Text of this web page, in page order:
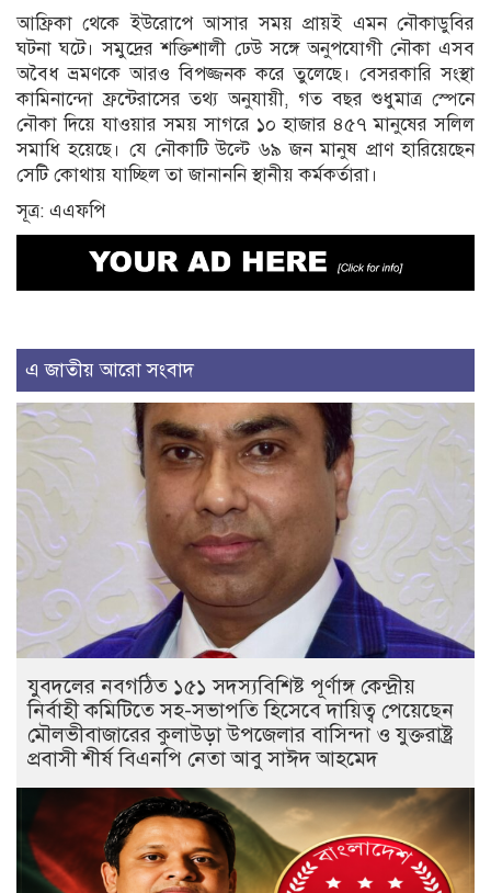
আফ্রিকা থেকে ইউরোপে আসার সময় প্রায়ই এমন নৌকাডুবির
ঘটনা ঘটে। সমুদ্রের শক্তিশালী ঢেউ সঙ্গে অনুপযোগী নৌকা এসব
অবৈধ ভ্রমণকে আরও বিপজ্জনক করে তুলেছে। বেসরকারি সংস্থা
কামিনান্দো ফ্রন্টেরাসের তথ্য অনুযায়ী, গত বছর শুধুমাত্র স্পেনে
নৌকা দিয়ে যাওয়ার সময় সাগরে ১০ হাজার ৪৫৭ মানুষের সলিল
সমাধি হয়েছে। যে নৌকাটি উল্টে ৬৯ জন মানুষ প্রাণ হারিয়েছেন
সেটি কোথায় যাচ্ছিল তা জানাননি স্থানীয় কর্মকর্তারা।
সূত্র: এএফপি
এ জাতীয় আরো সংবাদ
যুবদলের নবগঠিত ১৫১ সদস্যবিশিষ্ট পূর্ণাঙ্গ কেন্দ্রীয়
নির্বাহী কমিটিতে সহ-সভাপতি হিসেবে দায়িত্ব পেয়েছেন
মৌলভীবাজারের কুলাউড়া উপজেলার বাসিন্দা ও যুক্তরাষ্ট্র
প্রবাসী শীর্ষ বিএনপি নেতা আবু সাঈদ আহমেদ